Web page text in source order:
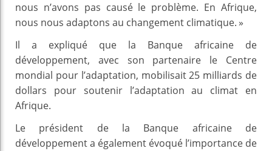
nous n’avons pas causé le problème. En Afrique,
nous nous adaptons au changement climatique. »
Il a expliqué que la Banque africaine de
développement, avec son partenaire le Centre
mondial pour l’adaptation, mobilisait 25 milliards de
dollars pour soutenir l’adaptation au climat en
Afrique.
Le président de la Banque africaine de
développement a également évoqué l’importance de